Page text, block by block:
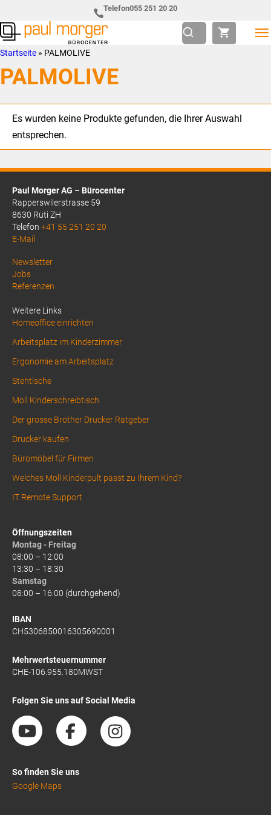
Hauptnavigation
springen
to
main
content
Telefon055 251 20 20
Paul
Morger
AG
Bürocenter
so
individuell
wie
Sie
Startseite » PALMOLIVE
PALMOLIVE
Es wurden keine Produkte gefunden, die Ihrer Auswahl
entsprechen.
Paul Morger AG – Bürocenter
Rapperswilerstrasse 59
8630 Rüti ZH
Telefon +41 55 251 20 20
E-Mail
Above
Footer
Newsletter
Jobs
Referenzen
Weitere Links
Homeoffice einrichten
Arbeitsplatz im Kinderzimmer
Ergonomie am Arbeitsplatz
Stehtische
Moll Kinderschreibtisch
Der grosse Brother Drucker Ratgeber
Drucker kaufen
Büromöbel für Firmen
Welches Moll Kinderpult passt zu Ihrem Kind?
IT Remote Support
Öffnungszeiten
Montag - Freitag
08:00 – 12:00
13:30 – 18:30
Samstag
08:00 – 16:00 (durchgehend)
IBAN
CH5306850016305690001
Mehrwertsteuernummer
CHE-106.955.180MWST
Folgen Sie uns auf Social Media
So finden Sie uns
Google Maps